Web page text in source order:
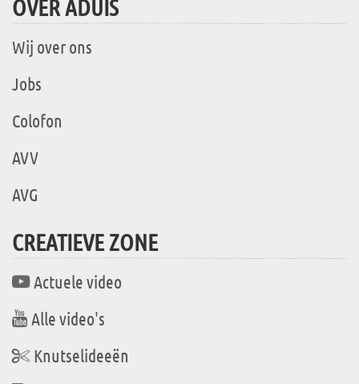
OVER ADUIS
Wij over ons
Jobs
Colofon
AVV
AVG
CREATIEVE ZONE
Actuele video
Alle video's
Knutselideeën